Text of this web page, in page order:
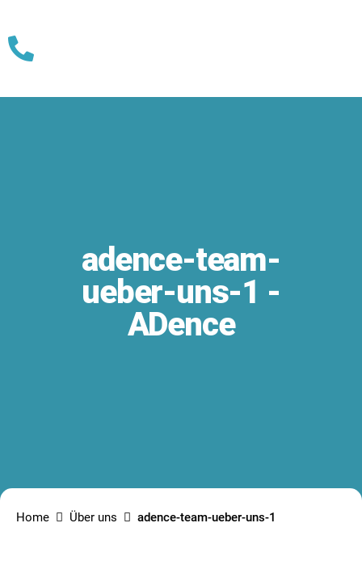
Skip
adence-team-
ueber-uns-1 -
ADence
Home Über uns adence-team-ueber-uns-1